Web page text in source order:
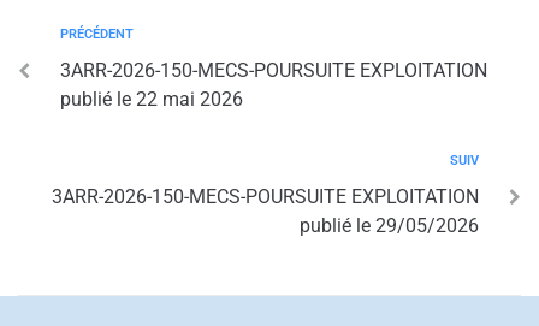
PRÉCÉDENT
3ARR-2026-150-MECS-POURSUITE EXPLOITATION
publié le 22 mai 2026
SUIV
3ARR-2026-150-MECS-POURSUITE EXPLOITATION
publié le 29/05/2026